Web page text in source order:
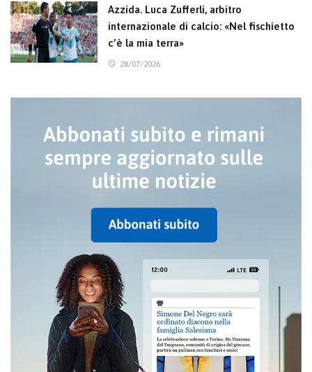
Azzida. Luca Zufferli, arbitro
internazionale di calcio: «Nel fischietto
c’è la mia terra»
28/07/2026